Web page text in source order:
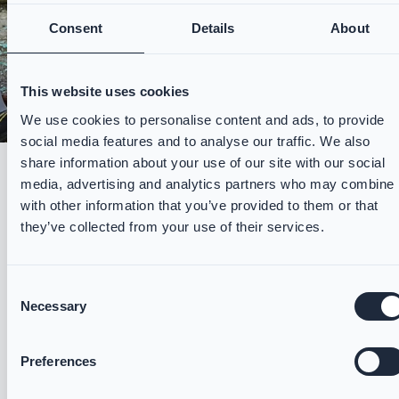
Consent Details About
This website uses cookies
We use cookies to personalise content and ads, to provide
social media features and to analyse our traffic. We also
share information about your use of our site with our social
media, advertising and analytics partners who may combine
with other information that you’ve provided to them or that
they’ve collected from your use of their services.
Selection
Necessary
Preferences
Technische Hilfeleistung – flexibler Schutz
für anspruchsvolle Aufgaben
Der VIKING IGNIS WTR wurde als
technische Hilfeleistung entwickelt. Einsätze
oder die Vegetationsbrandbekämpfung